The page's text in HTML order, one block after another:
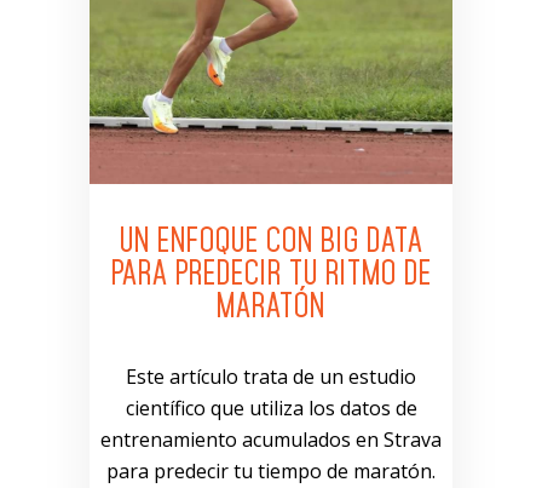
UN ENFOQUE CON BIG DATA
PARA PREDECIR TU RITMO DE
MARATÓN
Este artículo trata de un estudio
científico que utiliza los datos de
entrenamiento acumulados en Strava
para predecir tu tiempo de maratón.